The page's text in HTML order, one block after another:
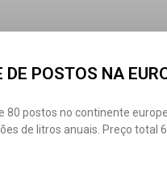
DE POSTOS NA
80 postos no continente
de litros anuais. Preço total